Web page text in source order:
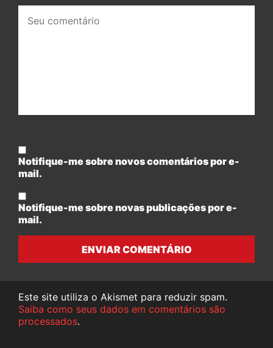
comentário:
Notifique-me sobre novos comentários por e-
mail.
Notifique-me sobre novas publicações por e-
mail.
ENVIAR COMENTÁRIO
Este site utiliza o Akismet para reduzir spam.
Saiba como seus dados em comentários são
processados.